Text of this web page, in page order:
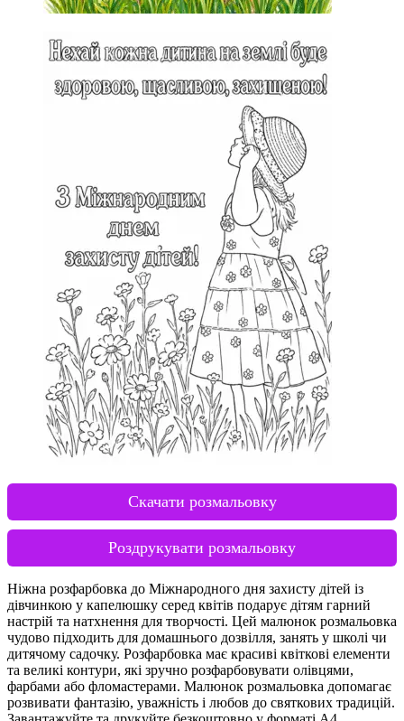
Скачати розмальовку
Роздрукувати розмальовку
Ніжна розфарбовка до Міжнародного дня захисту дітей із
дівчинкою у капелюшку серед квітів подарує дітям гарний
настрій та натхнення для творчості. Цей малюнок розмальовка
чудово підходить для домашнього дозвілля, занять у школі чи
дитячому садочку. Розфарбовка має красиві квіткові елементи
та великі контури, які зручно розфарбовувати олівцями,
фарбами або фломастерами. Малюнок розмальовка допомагає
розвивати фантазію, уважність і любов до святкових традицій.